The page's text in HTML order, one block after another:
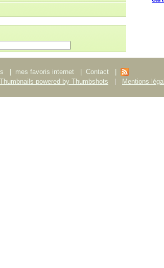
| mes favoris internet | Contact
|
Thumbnails powered by Thumbshots | Mentions